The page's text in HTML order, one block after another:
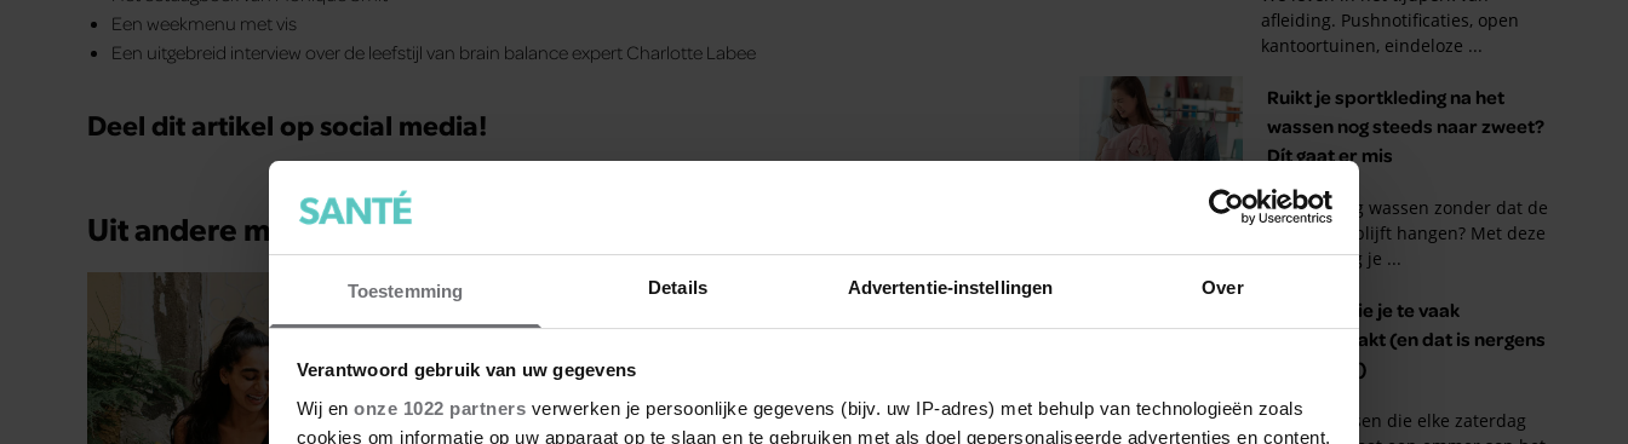
Toestemming Details Advertentie-instellingen Over
Verantwoord gebruik van uw gegevens
Wij en onze 1022 partners verwerken je persoonlijke gegevens (bijv. uw IP-adres) met behulp van technologieën zoals
cookies om informatie op uw apparaat op te slaan en te gebruiken met als doel gepersonaliseerde advertenties en content,
Een weekmenu met vis
Een uitgebreid interview over de leefstijl van brain balance expert Charlotte Labee
Deel dit artikel op social media!
Uit andere media